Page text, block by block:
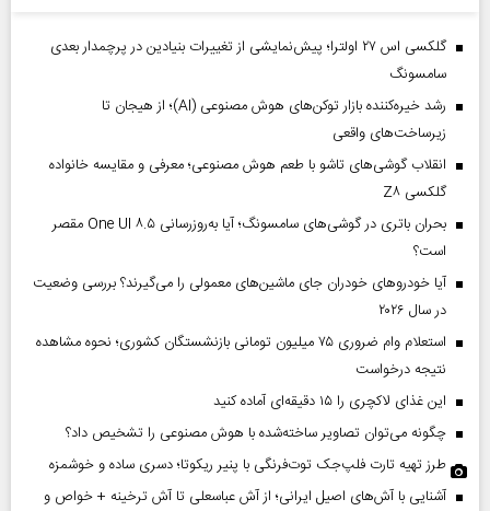
گلکسی اس ۲۷ اولترا؛ پیش‌نمایشی از تغییرات بنیادین در پرچمدار بعدی
سامسونگ
رشد خیره‌کننده بازار توکن‌های هوش مصنوعی (AI)؛ از هیجان تا
زیرساخت‌های واقعی
انقلاب گوشی‌های تاشو‌ با طعم هوش مصنوعی؛ معرفی و مقایسه خانواده
گلکسی Z۸
بحران باتری در گوشی‌های سامسونگ؛ آیا به‌روزرسانی One UI ۸.۵ مقصر
است؟
آیا خودروهای خودران جای ماشین‌های معمولی را می‌گیرند؟ بررسی وضعیت
در سال ۲۰۲۶
استعلام وام ضروری ۷۵ میلیون تومانی بازنشستگان کشوری؛ نحوه مشاهده
نتیجه درخواست
این غذای لاکچری را ۱۵ دقیقه‌ای آماده کنید
چگونه می‌توان تصاویر ساخته‌شده با هوش مصنوعی را تشخیص داد؟
طرز تهیه تارت فلپ‌جک توت‌فرنگی با پنیر ریکوتا؛ دسری ساده و خوشمزه
آشنایی با آش‌های اصیل ایرانی؛ از آش عباسعلی تا آش ترخینه + خواص و